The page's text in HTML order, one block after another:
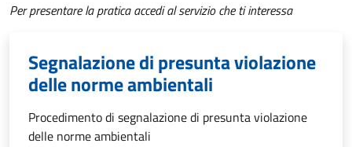
Per presentare la pratica accedi al servizio che ti interessa
Segnalazione di presunta violazione
delle norme ambientali
Procedimento di segnalazione di presunta violazione
delle norme ambientali